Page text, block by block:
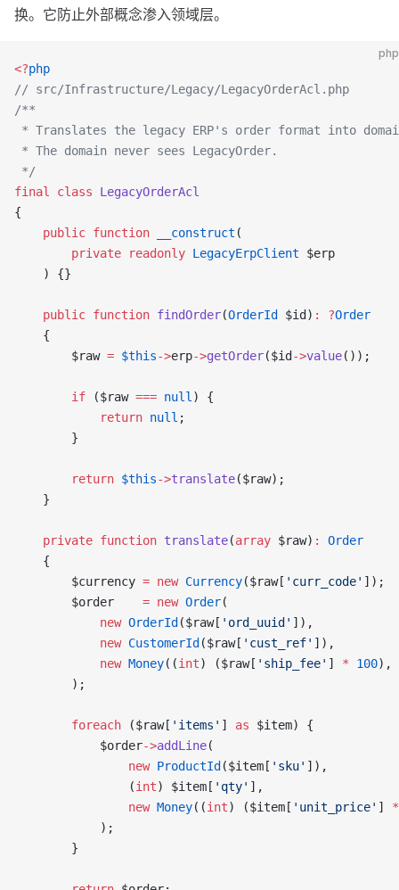
换。它防止外部概念渗入领域层。
php
<?php
// src/Infrastructure/Legacy/LegacyOrderAcl.php
/**
* Translates the legacy ERP's order format into
* The domain never sees LegacyOrder.
*/
final
class LegacyOrderAcl
{
    public
function __construct (
        private
readonly LegacyErpClient $erp
    ) {}
    public
function findOrder(OrderId $id) : ?Order
    {
        $raw
= $this->erp->getOrder($id ->value());
        if
($raw === null ) {
            return
null ;
        }
        return
$this->translate($raw);
    }
    private
function translate(array $raw) :
Order
    {
        $currency
= new Currency($raw[ 'curr_code' ]);
        $order
= new Order(
            new
OrderId ($raw[ 'ord_uuid' ]),
            new
CustomerId ($raw[ 'cust_ref' ]),
            new
Money((int) ($raw[ 'ship_fee' ] * 100),
        );
        foreach
($raw[ 'items' ] as $item) {
            $order
->addLine(
                new
ProductId ($item[ 'sku' ]),
                (
int) $item[ 'qty' ],
                new
Money((int) ($item[ 'unit_price' ] *
            );
        }